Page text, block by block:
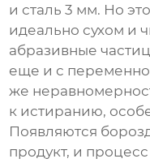
и сталь 3 мм. Но
идеально сухом и
абразивные
еще и с
же
к истиранию,
Появляются
продукт, и